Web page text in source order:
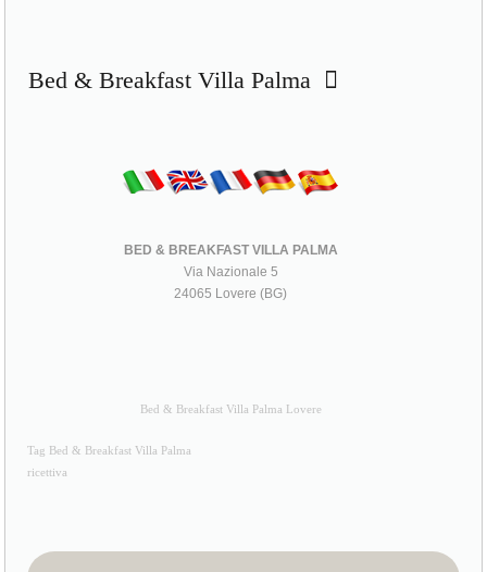
Bed & Breakfast Villa Palma
BED & BREAKFAST VILLA PALMA
Via Nazionale 5
24065 Lovere (BG)
Bed & Breakfast Villa Palma Lovere
Tag Bed & Breakfast Villa Palma
ricettiva